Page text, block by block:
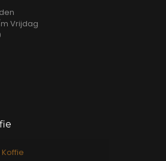
Vrijdag